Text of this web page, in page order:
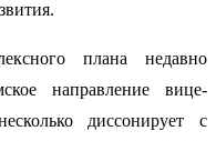
плана недавно
направление вице-
диссонирует с